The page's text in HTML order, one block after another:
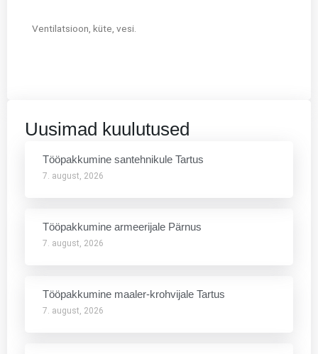
Ventilatsioon, küte, vesi.
Uusimad kuulutused
Tööpakkumine santehnikule Tartus
7. august, 2026
Tööpakkumine armeerijale Pärnus
7. august, 2026
Tööpakkumine maaler-krohvijale Tartus
7. august, 2026